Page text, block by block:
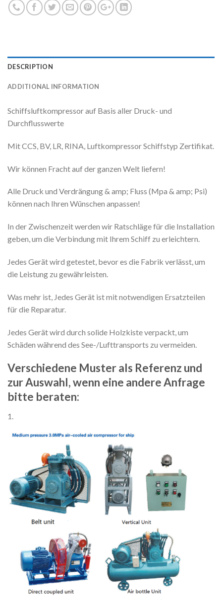
DESCRIPTION
ADDITIONAL INFORMATION
Schiffsluftkompressor auf Basis aller Druck- und
Durchflusswerte
Mit CCS, BV, LR, RINA, Luftkompressor Schiffstyp Zertifikat.
Wir können Fracht auf der ganzen Welt liefern!
Alle Druck und Verdrängung & amp; Fluss (Mpa & amp; Psi)
können nach Ihren Wünschen anpassen!
In der Zwischenzeit werden wir Ratschläge für die Installation
geben, um die Verbindung mit Ihrem Schiff zu erleichtern.
Jedes Gerät wird getestet, bevor es die Fabrik verlässt, um
die Leistung zu gewährleisten.
Was mehr ist, Jedes Gerät ist mit notwendigen Ersatzteilen
für die Reparatur.
Jedes Gerät wird durch solide Holzkiste verpackt, um
Schäden während des See-/Lufttransports zu vermeiden.
Verschiedene Muster als Referenz und
zur Auswahl, wenn eine andere Anfrage
bitte beraten:
1.